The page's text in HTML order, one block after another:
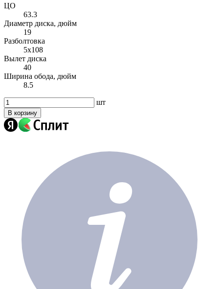
ЦО
63.3
Диаметр диска, дюйм
19
Разболтовка
5x108
Вылет диска
40
Ширина обода, дюйм
8.5
шт
В корзину